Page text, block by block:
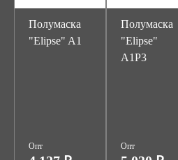
Полумаска
"Elipse" A1
Опт
Полумаска
"Elipse"
A1P3
Опт